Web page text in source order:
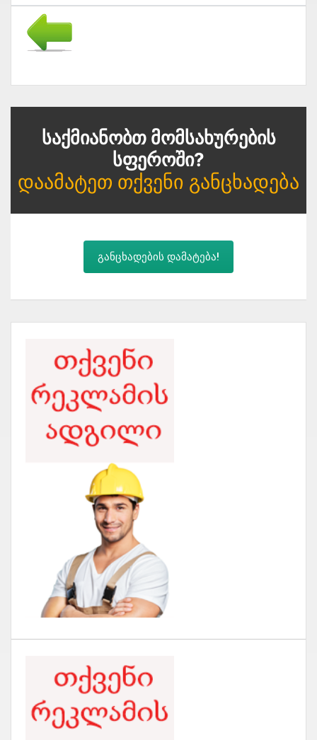
Საქმიანობთ Მომსახურების
Სფეროში?
Დაამატეთ Თქვენი Განცხადება
განცხადების დამატება!